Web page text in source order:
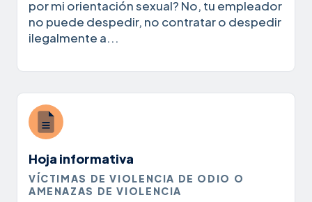
por mi orientación sexual? No, tu empleador
no puede despedir, no contratar o despedir
ilegalmente a...
Hoja informativa
VÍCTIMAS DE VIOLENCIA DE ODIO O
AMENAZAS DE VIOLENCIA